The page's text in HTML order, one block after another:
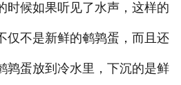
时候如果听见了水声，这样的
仅不是新鲜的鹌鹑蛋，而且还
鹑蛋放到冷水里，下沉的是鲜